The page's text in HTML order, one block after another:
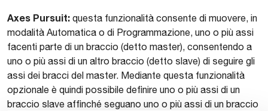
Axes Pursuit: questa funzionalità consente di muovere, in
modalità Automatica o di Programmazione, uno o più assi
facenti parte di un braccio (detto master), consentendo a
uno o più assi di un altro braccio (detto slave) di seguire gli
assi dei bracci del master. Mediante questa funzionalità
opzionale è quindi possibile definire uno o più assi di un
braccio slave affinché seguano uno o più assi di un braccio